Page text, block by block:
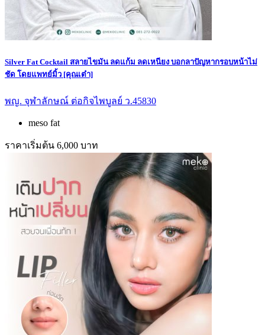
Silver Fat Cocktail สลายไขมัน ลดแก้ม ลดเหนียง บอกลาปัญหากรอบหน้าไม่
ชัด โดยแพทย์มิ้ว [คุณเต๋า]
พญ. จุฬาลักษณ์ ต่อกิจไพบูลย์ ว.45830
meso fat
ราคาเริ่มต้น 6,000 บาท